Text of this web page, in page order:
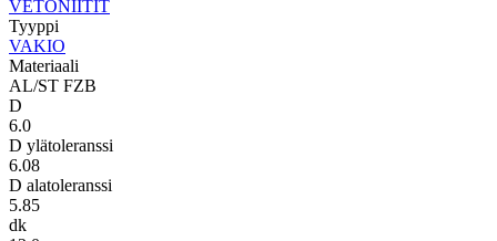
VETONIITIT
Tyyppi
VAKIO
Materiaali
AL/ST FZB
D
6.0
D ylätoleranssi
6.08
D alatoleranssi
5.85
dk